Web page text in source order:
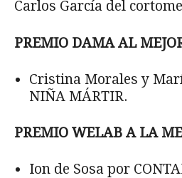
Carlos García del
PREMIO DAMA AL
Cristina Morales y
NIÑA MÁRTIR.
PREMIO WELAB A LA
Ion de Sosa por